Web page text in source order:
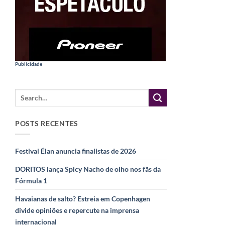
Publicidade
POSTS RECENTES
Festival Élan anuncia finalistas de 2026
DORITOS lança Spicy Nacho de olho nos fãs da
Fórmula 1
Havaianas de salto? Estreia em Copenhagen
divide opiniões e repercute na imprensa
internacional